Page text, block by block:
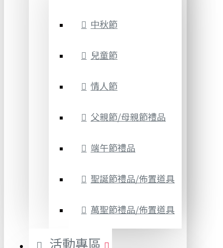
中秋節
兒童節
情人節
父親節/母親節禮品
端午節禮品
聖誕節禮品/佈置道具
萬聖節禮品/佈置道具
活動專區